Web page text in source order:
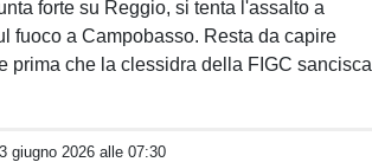
forte su Reggio, si tenta l'assalto a
fuoco a Campobasso. Resta da capire
prima che la clessidra della FIGC sancisca
giugno 2026 alle 07:30